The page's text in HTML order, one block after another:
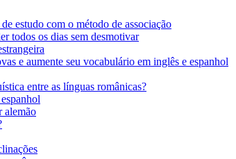
estudo com o método de associação
todos os dias sem desmotivar
e aumente seu vocabulário em inglês e espanhol
entre as línguas românicas?
alemão